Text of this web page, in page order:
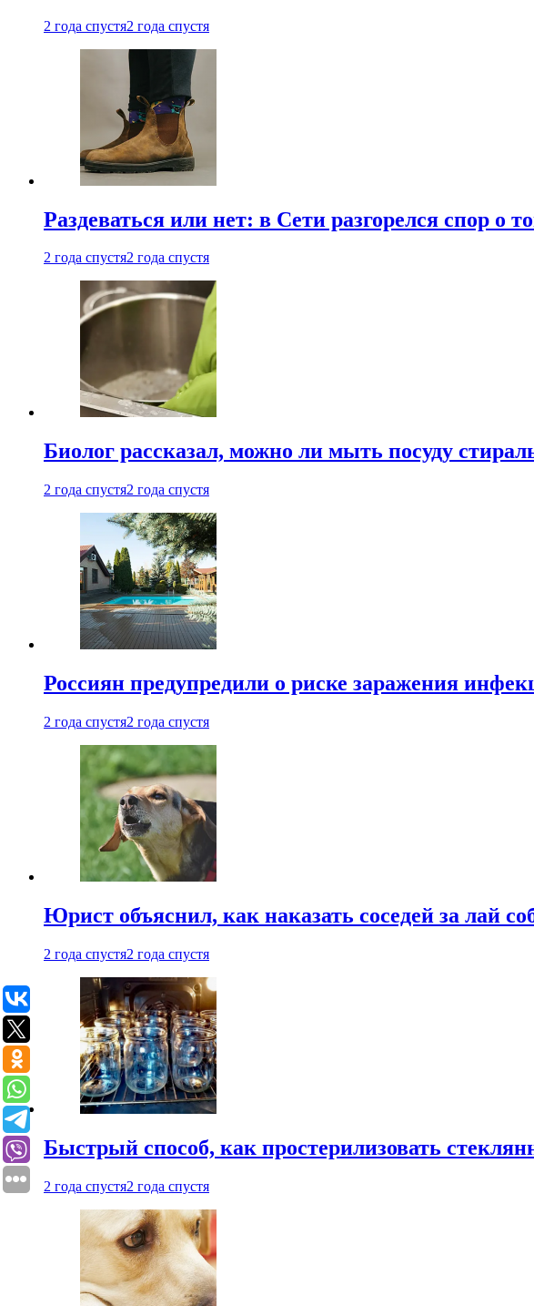
2 года спустя2 года спустя
Раздеваться или нет: в Сети разгорелся спор о
2 года спустя2 года спустя
Биолог рассказал, можно ли мыть посуду
2 года спустя2 года спустя
Россиян предупредили о риске заражения
2 года спустя2 года спустя
Юрист объяснил, как наказать соседей за лай
2 года спустя2 года спустя
Быстрый способ, как простерилизовать
2 года спустя2 года спустя